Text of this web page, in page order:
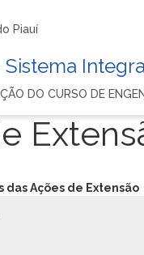
Piauí
Sistema
DO CURSO DE
das Ações de Extensão